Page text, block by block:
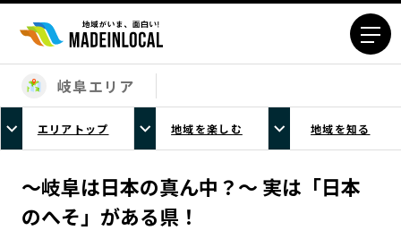
エリアから探す
北海道エリア
青森エリア
岩手エリア
秋田エリア
山形エリア
福島エリア
岐阜エリア
エリアトップ 地域を楽しむ 地域を知る
〜岐阜は日本の真ん中？〜 実は「日本
のへそ」がある県！